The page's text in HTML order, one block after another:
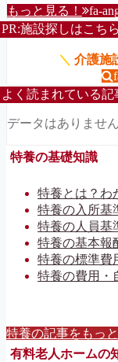
もっと見る！ fa-
PR:施設探しはこち
＼ 介護施
よく読まれている記
データはありません
特養の基礎知識
特養とは？わ
特養の入所基
特養の人員基
特養の基本報
特養の標準費
特養の費用・
特養の記事をもっと
有料老人ホームの